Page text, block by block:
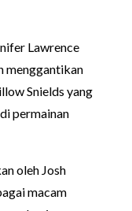
Lawrence
menggantikan
Snields yang
permainan
oleh Josh
macam